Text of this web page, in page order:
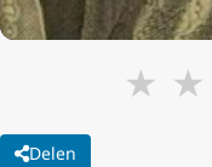
★ ★
Delen